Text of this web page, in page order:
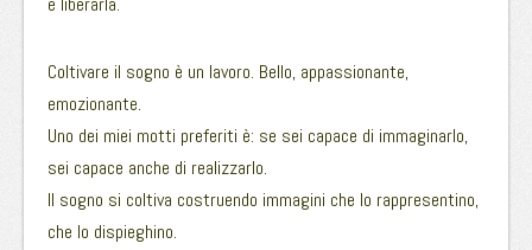
Coltivare il sogno è un lavoro. Bello, appassionante,
emozionante.
Uno dei miei motti preferiti è: se sei capace di immaginarlo,
sei capace anche di realizzarlo.
Il sogno si coltiva costruendo immagini che lo rappresentino,
che lo dispieghino.